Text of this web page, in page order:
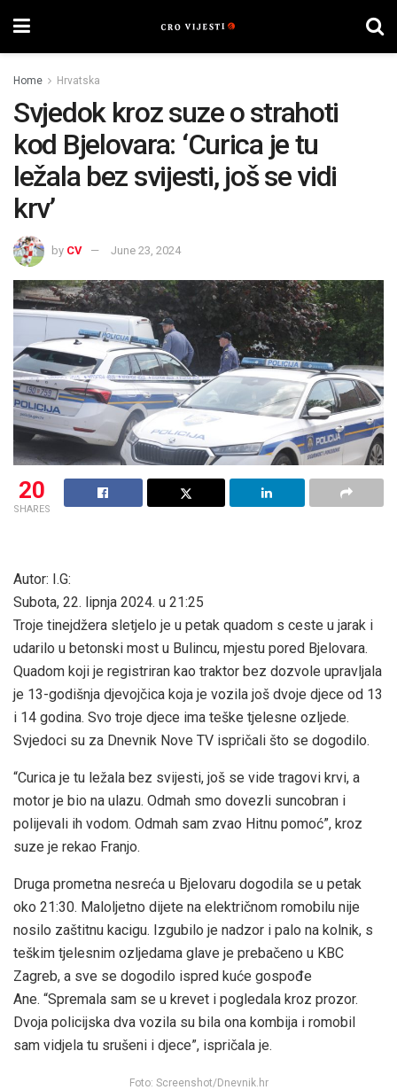
Home Hrvatska
Svjedok kroz suze o strahoti
kod Bjelovara: ‘Curica je tu
ležala bez svijesti, još se vidi
krv’
by CV June 23, 2024
20
SHARES
Autor: I.G:
Subota, 22. lipnja 2024. u 21:25
Troje tinejdžera sletjelo je u petak quadom s ceste u jarak i
udarilo u betonski most u Bulincu, mjestu pored Bjelovara.
Quadom koji je registriran kao traktor bez dozvole upravljala
je 13-godišnja djevojčica koja je vozila još dvoje djece od 13
i 14 godina. Svo troje djece ima teške tjelesne ozljede.
Svjedoci su za Dnevnik Nove TV ispričali što se dogodilo.
“Curica je tu ležala bez svijesti, još se vide tragovi krvi, a
motor je bio na ulazu. Odmah smo dovezli suncobran i
polijevali ih vodom. Odmah sam zvao Hitnu pomoć”, kroz
suze je rekao Franjo.
Druga prometna nesreća u Bjelovaru dogodila se u petak
oko 21:30. Maloljetno dijete na električnom romobilu nije
nosilo zaštitnu kacigu. Izgubilo je nadzor i palo na kolnik, s
teškim tjelesnim ozljedama glave je prebačeno u KBC
Zagreb, a sve se dogodilo ispred kuće gospođe
Ane. “Spremala sam se u krevet i pogledala kroz prozor.
Dvoja policijska dva vozila su bila ona kombija i romobil
sam vidjela tu srušeni i djece”, ispričala je.
Foto: Screenshot/Dnevnik.hr